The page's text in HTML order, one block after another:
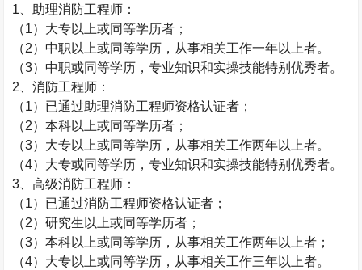
1 、助理消防工程师：
（1）大专以上或同等学历者；
（2）中职以上或同等学历，从事相关工作一年以上者。
（3）中职或同等学历，专业知识和实操技能特别优秀者。
2 、消防工程师：
（1）已通过助理消防工程师资格认证者；
（2）本科以上或同等学历者；
（3）大专以上或同等学历，从事相关工作两年以上者。
（4）大专或同等学历，专业知识和实操技能特别优秀者。
3 、高级消防工程师：
（1） 已通过消防工程师资格认证者；
（2）研究生以上或同等学历者；
（3）本科以上或同等学历，从事相关工作两年以上者；
（4）大专以上或同等学历，从事相关工作三年以上者。